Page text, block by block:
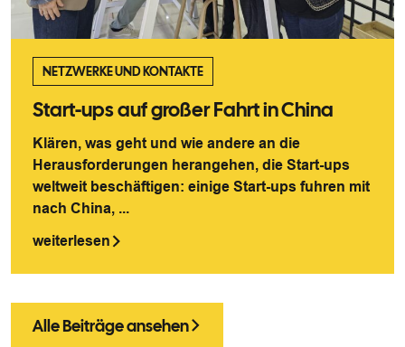
NETZWERKE UND KONTAKTE
Start-ups auf großer Fahrt in China
Klären, was geht und wie andere an die
Herausforderungen herangehen, die Start-ups
weltweit beschäftigen: einige Start-ups fuhren mit
nach China, ...
weiterlesen
Alle Beiträge ansehen